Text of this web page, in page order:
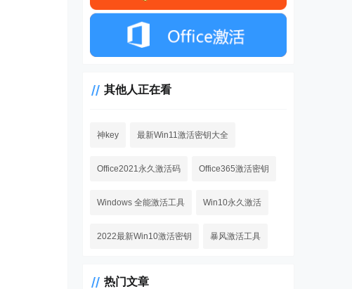
其他人正在看
神key 最新Win11激活密钥大全
Office2021永久激活码 Office365激活密钥
Windows 全能激活工具 Win10永久激活
2022最新Win10激活密钥 暴风激活工具
热门文章